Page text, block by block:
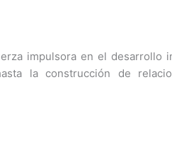
impulsora en el desarrollo
la construcción de